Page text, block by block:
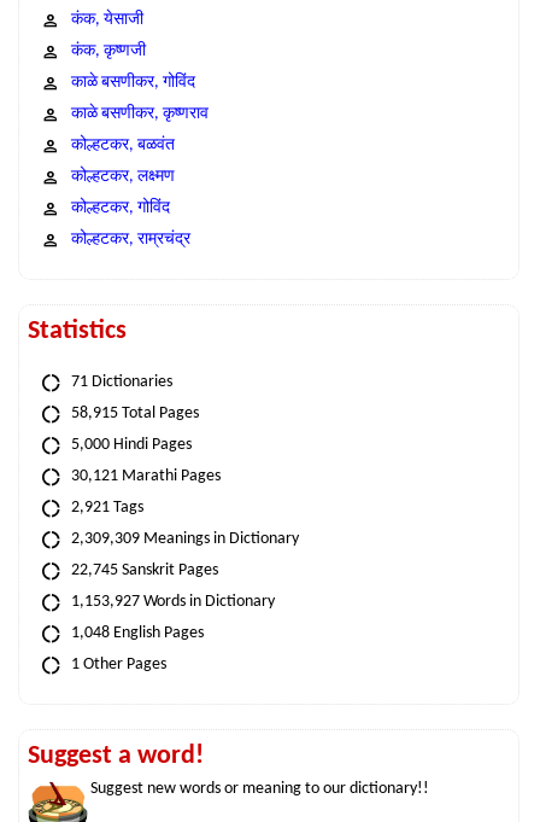
कंक, येसाजी
कंक, कृष्णजी
काळे बसणीकर, गोविंद
काळे बसणीकर, कृष्णराव
कोल्हटकर, बळवंत
कोल्हटकर, लक्ष्मण
कोल्हटकर, गोविंद
कोल्हटकर, राम्रचंद्र
Statistics
71 Dictionaries
58,915 Total Pages
5,000 Hindi Pages
30,121 Marathi Pages
2,921 Tags
2,309,309 Meanings in Dictionary
22,745 Sanskrit Pages
1,153,927 Words in Dictionary
1,048 English Pages
1 Other Pages
Suggest a word!
Suggest new words or meaning to our dictionary!!